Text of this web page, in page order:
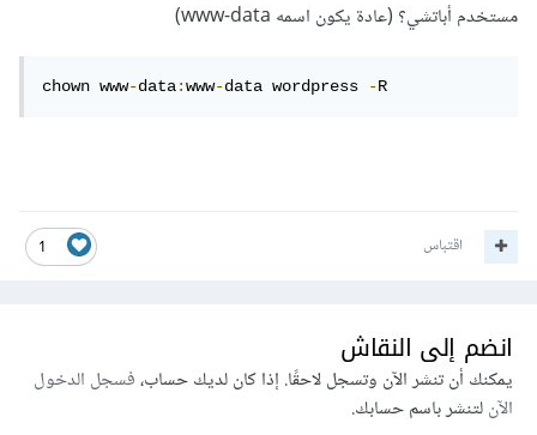
مستخدم أباتشي؟ (عادة يكون اسمه www-data)
chown www-data:www-data wordpress -R
1 اقتباس
انضم إلى النقاش
يمكنك أن تنشر الآن وتسجل لاحقًا. إذا كان لديك حساب،فسجل الدخول
الآنلتنشر باسم حسابك.